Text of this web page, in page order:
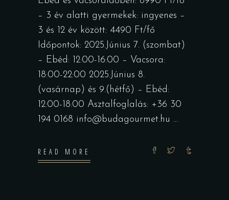
– 3 év alatti gyermekek: ingyenes –
3 és 12 év között: 4490 Ft/fő
Időpontok: 2025.Június 7. (szombat)
– Ebéd: 12:00-16:00 – Vacsora:
18:00-22:00 2025.Június 8.
(vasárnap) és 9.(hétfő) – Ebéd:
12:00-18:00 Asztalfoglalás: +36 30
194 0168 info@budagourmet.hu
READ MORE